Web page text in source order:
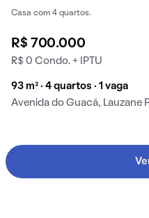
Casa com 4 quartos.
R$ 700.000
R$ 0 Condo. + IPTU
93 m² · 4 quartos · 1 vaga
Avenida do Guacá, Lauzane